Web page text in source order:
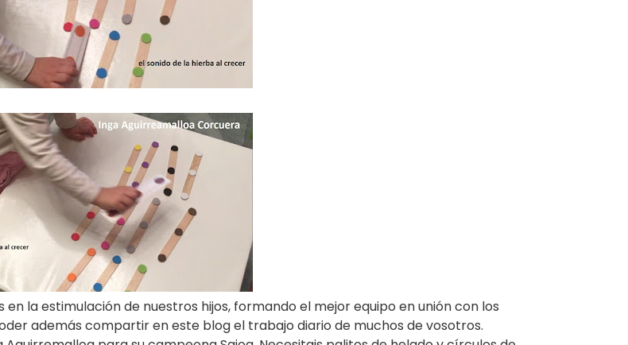
la estimulación de nuestros hijos, formando el mejor equipo en unión con los
además compartir en este blog el trabajo diario de muchos de vosotros.